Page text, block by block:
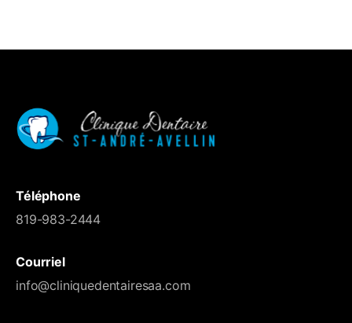
Téléphone
819-983-2444
Courriel
info@cliniquedentairesaa.com